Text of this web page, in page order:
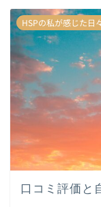
HSPの私が感じた日
口コミ評価と